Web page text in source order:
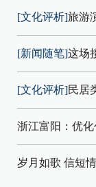
[文化评析]旅游
[新闻随笔]这场
[文化评析]民居
浙江富阳：优
岁月如歌 信短